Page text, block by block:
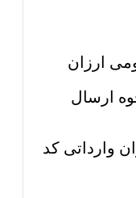
ارزان
وارداتی کد